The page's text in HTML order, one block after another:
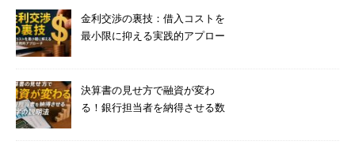
金利交渉の裏技：借入コストを
最小限に抑える実践的アプロー
決算書の見せ方で融資が変わ
る！銀行担当者を納得させる数